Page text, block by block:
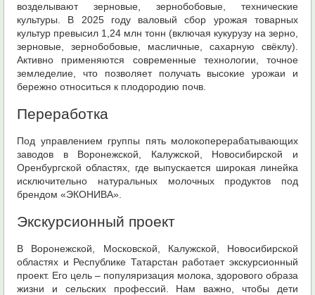
возделывают зерновые, зернобобовые, технические
культуры. В 2025 году валовый сбор урожая товарных
культур превысил 1,24 млн тонн (включая кукурузу на зерно,
зерновые, зернобобовые, масличные, сахарную свёклу).
Активно применяются современные технологии, точное
земледелие, что позволяет получать высокие урожаи и
бережно относиться к плодородию почв.
Переработка
Под управлением группы пять молокоперерабатывающих
заводов в Воронежской, Калужской, Новосибирской и
Оренбургской областях, где выпускается широкая линейка
исключительно натуральных молочных продуктов под
брендом «ЭКОНИВА».
Экскурсионный проект
В Воронежской, Московской, Калужской, Новосибирской
областях и Республике Татарстан работает экскурсионный
проект. Его цель – популяризация молока, здорового образа
жизни и сельских профессий. Нам важно, чтобы дети